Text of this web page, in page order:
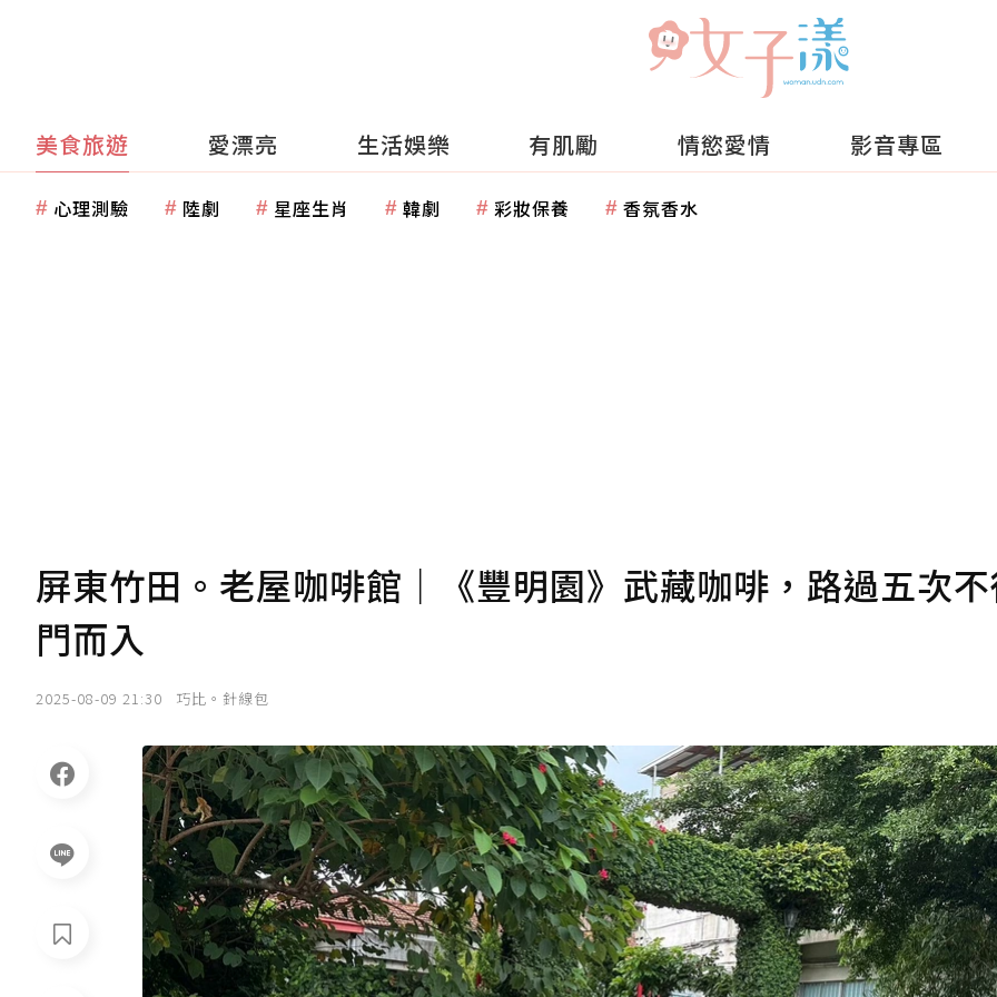
美食旅遊 愛漂亮 生活娛樂 有肌勵 情慾愛情 影音專區
心理測驗 陸劇 星座生肖 韓劇 彩妝保養 香氛香水
屏東竹田。老屋咖啡館｜《豐明園》武藏咖啡，路過五次
門而入
2025-08-09 21:30 巧比。針線包